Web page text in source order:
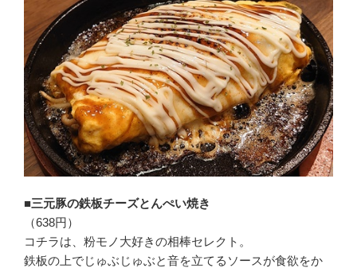
■三元豚の鉄板チーズとんぺい焼き
（638円）
コチラは、粉モノ大好きの相棒セレクト。
鉄板の上でじゅぶじゅぶと音を立てるソースが食欲をか